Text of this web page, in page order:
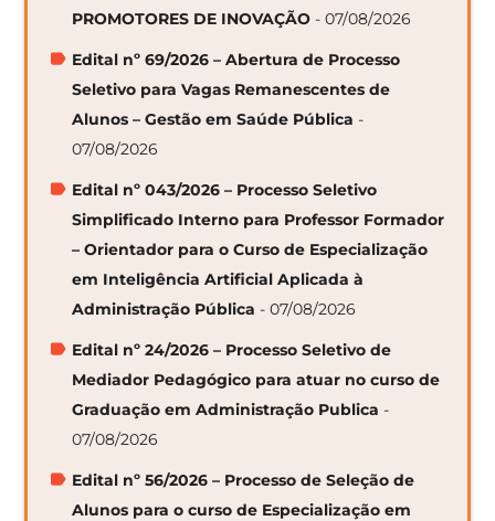
PROMOTORES DE INOVAÇÃO - 07/08/2026
Edital nº 69/2026 – Abertura de Processo
Seletivo para Vagas Remanescentes de
Alunos – Gestão em Saúde Pública -
07/08/2026
Edital nº 043/2026 – Processo Seletivo
Simplificado Interno para Professor Formador
– Orientador para o Curso de Especialização
em Inteligência Artificial Aplicada à
Administração Pública - 07/08/2026
Edital nº 24/2026 – Processo Seletivo de
Mediador Pedagógico para atuar no curso de
Graduação em Administração Publica -
07/08/2026
Edital nº 56/2026 – Processo de Seleção de
Alunos para o curso de Especialização em